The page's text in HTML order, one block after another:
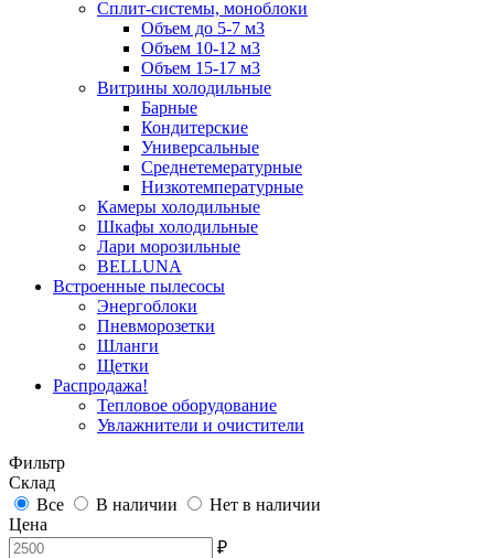
Сплит-системы, моноблоки
Объем до 5-7 м3
Объем 10-12 м3
Объем 15-17 м3
Витрины холодильные
Барные
Кондитерские
Универсальные
Среднетемературные
Низкотемпературные
Камеры холодильные
Шкафы холодильные
Лари морозильные
BELLUNA
Встроенные пылесосы
Энергоблоки
Пневморозетки
Шланги
Щетки
Распродажа!
Тепловое оборудование
Увлажнители и очистители
Фильтр
Склад
Все
В наличии
Нет в наличии
Цена
₽